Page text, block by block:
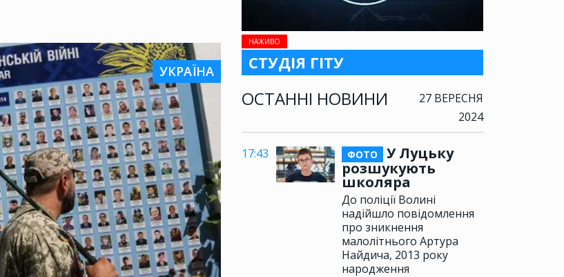
НАЖИВО
СТУДІЯ ГІТУ
ОСТАННІ НОВИНИ
27 ВЕРЕСНЯ
2024
17:43 ФОТО
У Луцьку
розшукують
школяра
До поліції Волині
надійшло повідомлення
про зникнення
малолітнього Артура
Найдича, 2013 року
народження
УКРАЇНА